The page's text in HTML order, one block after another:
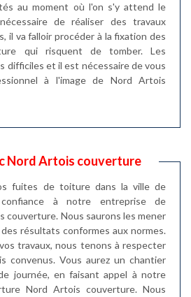
au moment où l'on s'y attend le
de réaliser des travaux
il va falloir procéder à la fixation des
qui risquent de tomber. Les
difficiles et il est nécessaire de vous
à l'image de Nord Artois
Nord Artois couverture
fuites de toiture dans la ville de
confiance à notre entreprise de
couverture. Nous saurons les mener
résultats conformes aux normes.
travaux, nous tenons à respecter
convenus. Vous aurez un chantier
journée, en faisant appel à notre
Nord Artois couverture. Nous